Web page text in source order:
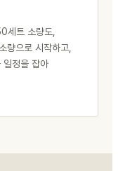
세트 소량도,
량으로 시작하고,
일정을 잡아